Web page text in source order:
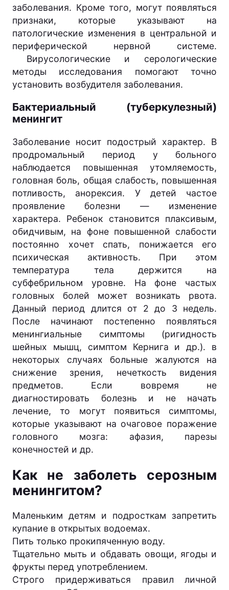
заболевания. Кроме того, могут появляться
признаки, которые указывают на
патологические изменения в центральной и
периферической нервной системе.
Вирусологические и серологические
методы исследования помогают точно
установить возбудителя заболевания.
Бактериальный (туберкулезный)
менингит
Заболевание носит подострый характер. В
продромальный период у больного
наблюдается повышенная утомляемость,
головная боль, общая слабость, повышенная
потливость, анорексия. У детей частое
проявление болезни — изменение
характера. Ребенок становится плаксивым,
обидчивым, на фоне повышенной слабости
постоянно хочет спать, понижается его
психическая активность. При этом
температура тела держится на
субфебрильном уровне. На фоне частых
головных болей может возникать рвота.
Данный период длится от 2 до 3 недель.
После начинают постепенно появляться
менингиальные симптомы (ригидность
шейных мышц, симптом Кернига и др.). в
некоторых случаях больные жалуются на
снижение зрения, нечеткость видения
предметов. Если вовремя не
диагностировать болезнь и не начать
лечение, то могут появиться симптомы,
которые указывают на очаговое поражение
головного мозга: афазия, парезы
конечностей и др.
Как не заболеть серозным
менингитом?
Маленьким детям и подросткам запретить
купание в открытых водоемах.
Пить только прокипяченную воду.
Тщательно мыть и обдавать овощи, ягоды и
фрукты перед употреблением.
Строго придерживаться правил личной